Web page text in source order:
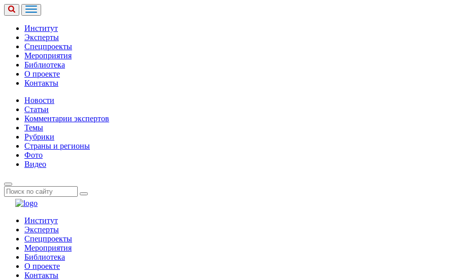
Институт
Эксперты
Спецпроекты
Мероприятия
Библиотека
О проекте
Контакты
Новости
Статьи
Комментарии экспертов
Темы
Рубрики
Страны и регионы
Фото
Видео
Институт
Эксперты
Спецпроекты
Мероприятия
Библиотека
О проекте
Контакты